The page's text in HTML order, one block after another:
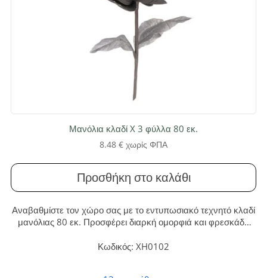
Μανόλια κλαδί X 3 φύλλα 80 εκ.
8.48 € χωρίς ΦΠΑ
Προσθήκη στο καλάθι
Αναβαθμίστε τον χώρο σας με το εντυπωσιακό τεχνητό κλαδί
μανόλιας 80 εκ. Προσφέρει διαρκή ομορφιά και φρεσκάδα
διακοσμητική σύνθεση στο σπίτι ή την επιχείρησή σας.
Κωδικός: XH0102